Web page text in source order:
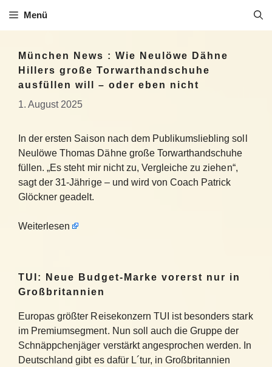
Inhalt
Menü
München News : Wie Neulöwe Dähne
Hillers große Torwarthandschuhe
ausfüllen will – oder eben nicht
1. August 2025
In der ersten Saison nach dem Publikumsliebling soll
Neulöwe Thomas Dähne große Torwarthandschuhe
füllen. „Es steht mir nicht zu, Vergleiche zu ziehen“,
sagt der 31-Jährige – und wird von Coach Patrick
Glöckner geadelt.
Weiterlesen
TUI: Neue Budget-Marke vorerst nur in
Großbritannien
Europas größter Reisekonzern TUI ist besonders stark
im Premiumsegment. Nun soll auch die Gruppe der
Schnäppchenjäger verstärkt angesprochen werden. In
Deutschland gibt es dafür L´tur, in Großbritannien